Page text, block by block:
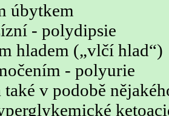
úbytkem
- polydipsie
hladem („vlčí hlad“)
- polyurie
také v podobě